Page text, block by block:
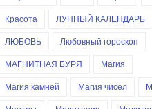
Красота
ЛУННЫЙ КАЛЕНДАРЬ
ЛЮБОВЬ
Любовный гороскоп
МАГНИТНАЯ БУРЯ
Магия
Магия камней
Магия чисел